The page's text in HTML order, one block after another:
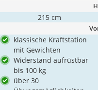
215 cm
klassische Kraftstation
mit Gewichten
Widerstand aufrüstbar
bis 100 kg
über 30